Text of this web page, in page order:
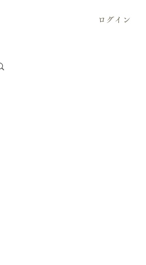
ログイン